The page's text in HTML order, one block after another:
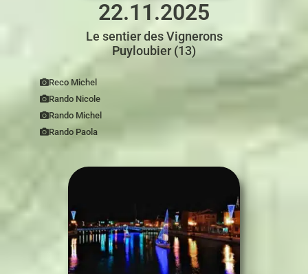
22.11.2025
Le sentier des Vignerons
Puyloubier (13)
Reco Michel
Rando Nicole
Rando Michel
Rando Paola